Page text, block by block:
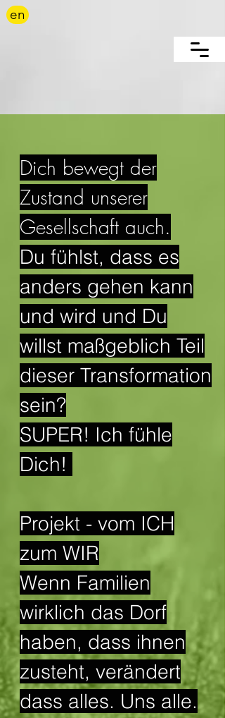
en
Dich bewegt der
Zustand unserer
Gesellschaft auch.
Du fühlst, dass es
anders gehen kann
und wird und Du
willst maßgeblich Teil
dieser Transformation
sein?
SUPER! Ich fühle
Dich!
Projekt - vom ICH
zum WIR
Wenn Familien
wirklich das Dorf
haben, dass ihnen
zusteht, verändert
dass alles. Uns alle.